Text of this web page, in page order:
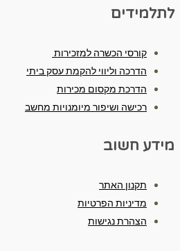
לתלמידים
קורסי הכשרה למזכירות
הדרכה וליווי להקמת עסק ביתי
הדרכת מקסום מכירות
רכישה ושיפור מיומנויות מחשב
מידע חשוב
תקנון האתר
מדיניות הפרטיות
הצהרת נגישות